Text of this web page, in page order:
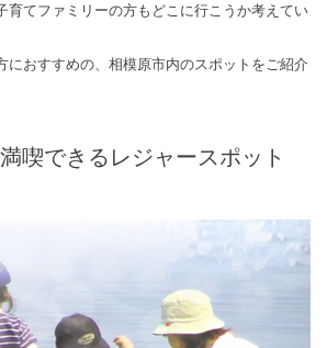
育てファミリーの方もどこに行こうか考えてい
におすすめの、相模原市内のスポットをご紹介
喫できるレジャースポット